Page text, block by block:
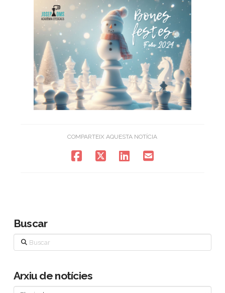
COMPARTEIX AQUESTA NOTÍCIA
Buscar
Buscar
Arxiu de notícies
Arxiu